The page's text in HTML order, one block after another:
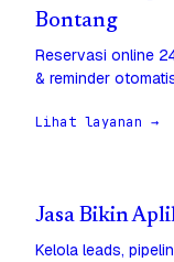
Bontang
Reservasi online
& reminder
Lihat layanan →
Jasa Bikin
Kelola leads,